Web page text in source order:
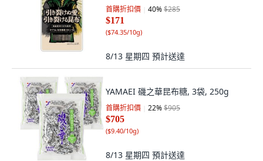
首購折扣價 40%$285
$171
($74.35/10g)
8/13 星期四 預計送達
YAMAEI 磯之華昆布糖, 3袋, 250g
首購折扣價 22%$905
$705
($9.40/10g)
8/13 星期四 預計送達